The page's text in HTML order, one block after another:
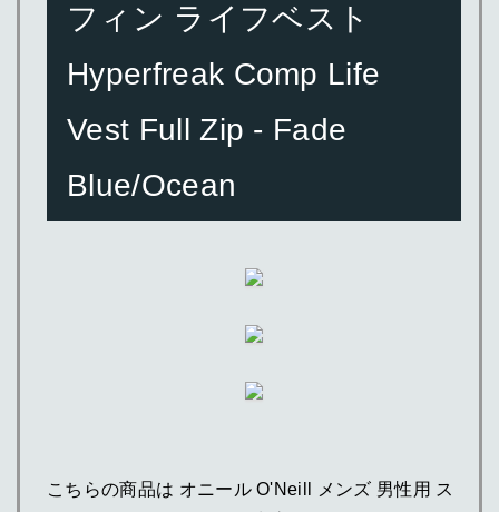
フィン ライフベスト
Hyperfreak Comp Life
Vest Full Zip - Fade
Blue/Ocean
こちらの商品は オニール O'Neill メンズ 男性用 ス